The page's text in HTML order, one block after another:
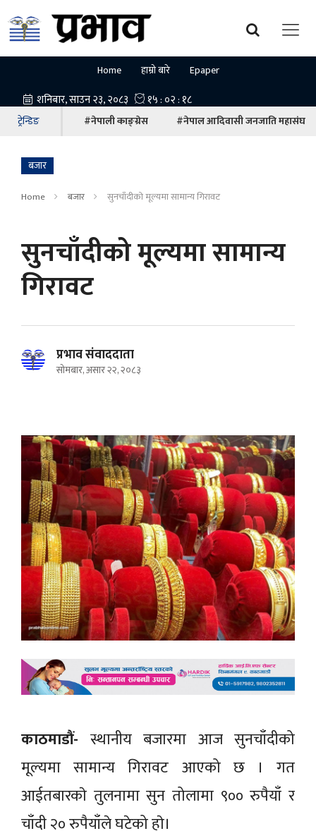
Home हाम्रो बारे Epaper
ट्रेन्डिङ #नेपाली काङ्ग्रेस #नेपाल आदिवासी जनजाति महासंघ
बजार
Home बजार सुनचाँदीको मूल्यमा सामान्य गिरावट
सुनचाँदीको मूल्यमा सामान्य
गिरावट
प्रभाव संवाददाता
सोमबार, असार २२, २०८३
काठमाडौं- स्थानीय बजारमा आज सुनचाँदीको
मूल्यमा सामान्य गिरावट आएको छ । गत
आईतबारकाे तुलनामा सुन तोलामा ९०० रुपैयाँ र
चाँदी २० रुपैयाँले घटेको हाे।